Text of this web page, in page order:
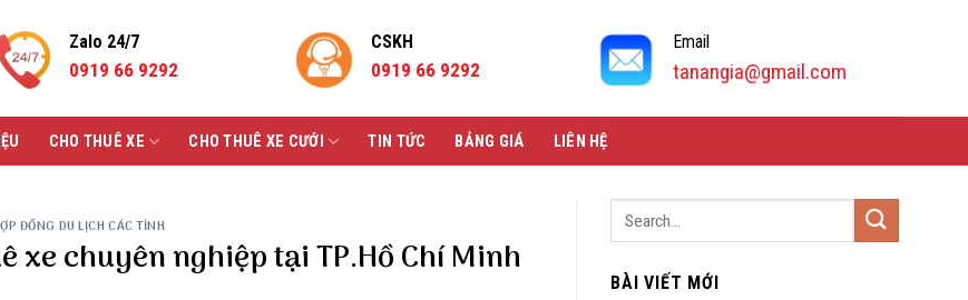
Zalo 24/7
0919 66 9292
CSKH
0919 66 9292
Email
tanangia@gmail.com
CHO THUÊ XE CHO THUÊ XE CƯỚI TIN TỨC BẢNG GIÁ LIÊN HỆ
ĐỒNG DU LỊCH CÁC TỈNH
xe chuyên nghiệp tại TP.Hồ Chí Minh BÀI VIẾT MỚI